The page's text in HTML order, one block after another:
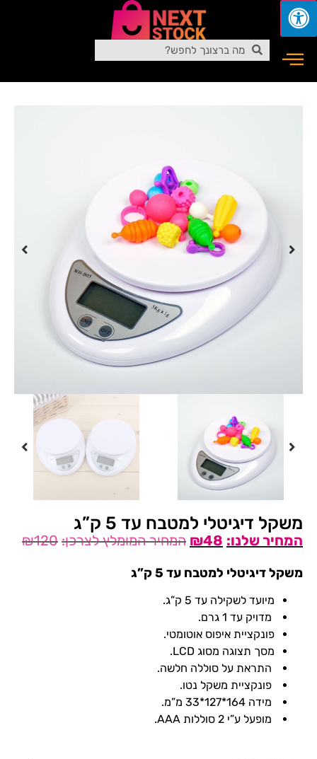
משקל דיגיטלי למטבח עד 5 ק”ג
₪120 ₪48
משקל דיגיטלי למטבח עד 5 ק”ג
מיועד לשקילה עד 5 ק”ג.
מדויק עד 1 גרם.
פונקציית איפוס אוטומטי.
מסך תצוגה מסוג LCD.
התראת על סוללה חלשה.
פונקציית משקל נטו.
מידה 164*127*33 מ”מ.
מופעל ע”י 2 סוללות AAA.